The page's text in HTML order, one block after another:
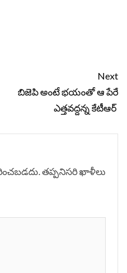
Next
బిజెపి అంటే భయంతో ఆ పేరే
ఎత్తవద్దన్న కేటీఆర్
తప్పనిసరి ఖాళీలు